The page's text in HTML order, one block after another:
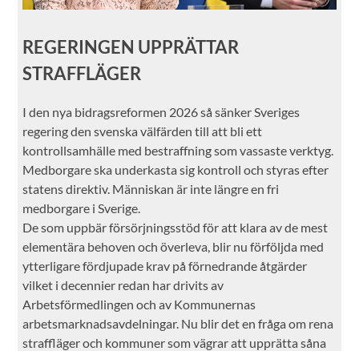
REGERINGEN UPPRÄTTAR
STRAFFLÄGER
I den nya bidragsreformen 2026 så sänker Sveriges
regering den svenska välfärden till att bli ett
kontrollsamhälle med bestraffning som vassaste verktyg.
Medborgare ska underkasta sig kontroll och styras efter
statens direktiv. Människan är inte längre en fri
medborgare i Sverige.
De som uppbär försörjningsstöd för att klara av de mest
elementära behoven och överleva, blir nu förföljda med
ytterligare fördjupade krav på förnedrande åtgärder
vilket i decennier redan har drivits av
Arbetsförmedlingen och av Kommunernas
arbetsmarknadsavdelningar. Nu blir det en fråga om rena
straffläger och kommuner som vägrar att upprätta såna